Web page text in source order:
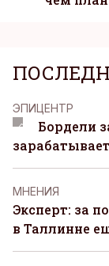
ЭПИЦЕНТР
Бордели
MНЕНИЯ
Эксперт: за
в Таллинне